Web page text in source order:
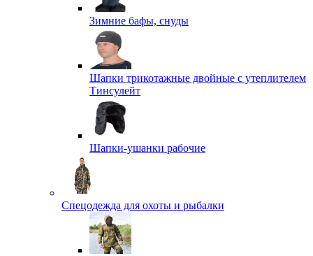
Зимние бафы, снуды
Шапки трикотажные двойные с утеплителем
Тинсулейт
Шапки-ушанки рабочие
Спецодежда для охоты и рыбалки